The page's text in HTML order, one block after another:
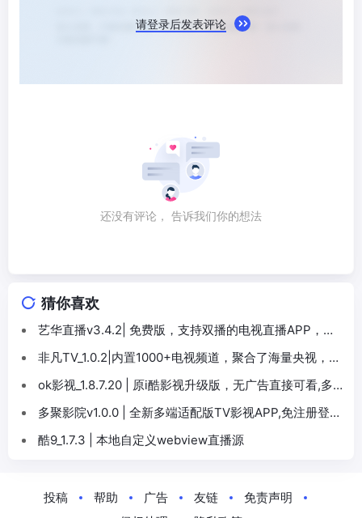
请登录后发表评论
还没有评论， 告诉我们你的想法
猜你喜欢
艺华直播v3.4.2| 免费版，支持双播的电视直播APP，多
影视资源播放
非凡TV_1.0.2|内置1000+电视频道，聚合了海量央视，卫
ok影视_1.8.7.20 | 原i酷影视升级版，无广告直接可看,多
源切换，多达9个视频源
多聚影院v1.0.0 | 全新多端适配版TV影视APP,免注册登
录、多端同步适配播放
酷9_1.7.3 | 本地自定义webview直播源
投稿 帮助 广告 友链
免责声明